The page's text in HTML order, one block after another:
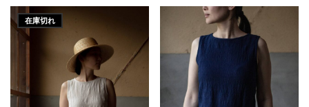
ジ
選
択
で
き
ま
す
ジ
か
ら
選
在庫切れ